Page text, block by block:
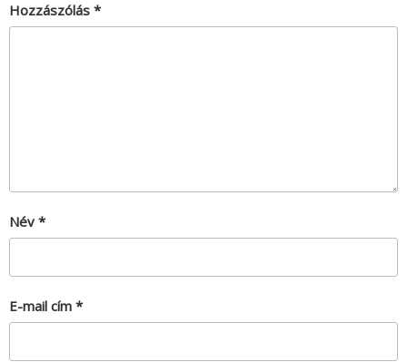
Hozzászólás *
Név *
E-mail cím *